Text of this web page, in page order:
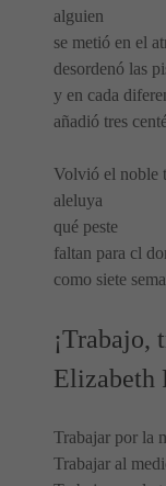
alguien
se metió en el
desordenó las
y en cada
añadió tres
Volvió el noble
aleluya
qué peste
faltan para cl
como siete
¡Trabajo,
Elizabeth
Trabajar por la
Trabajar al